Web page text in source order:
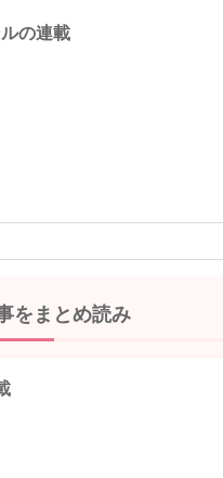
の連載
をまとめ読み